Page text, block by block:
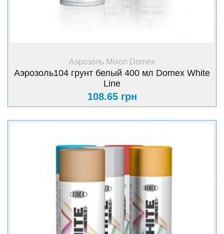
+ Купить
Аэрозоль Mixon Domex
Аэрозоль104 грунт белый 400 мл Domex White
Line
108.65 грн